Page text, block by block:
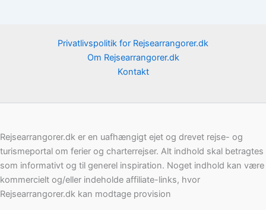
Privatlivspolitik for Rejsearrangorer.dk
Om Rejsearrangorer.dk
Kontakt
Rejsearrangorer.dk er en uafhængigt ejet og drevet rejse- og
turismeportal om ferier og charterrejser. Alt indhold skal betragtes
som informativt og til generel inspiration. Noget indhold kan være
kommercielt og/eller indeholde affiliate-links, hvor
Rejsearrangorer.dk kan modtage provision